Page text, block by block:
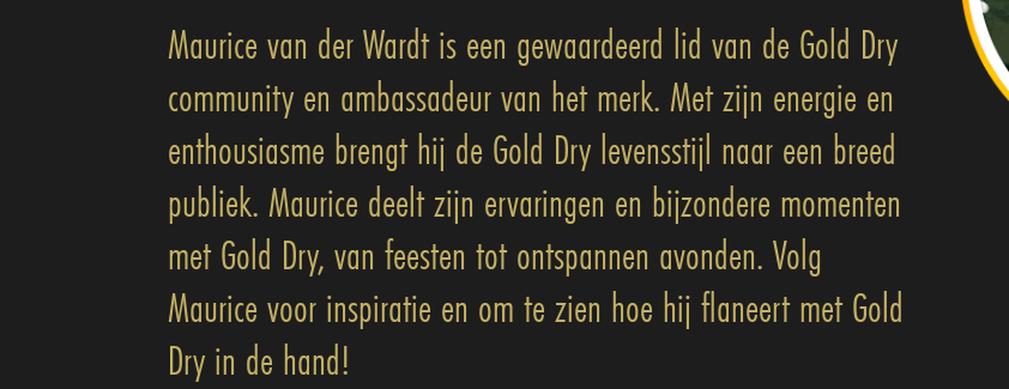
Maurice van der Wardt is een gewaardeerd lid van de Gold Dry
community en ambassadeur van het merk. Met zijn energie en
enthousiasme brengt hij de Gold Dry levensstijl naar een breed
publiek. Maurice deelt zijn ervaringen en bijzondere momenten
met Gold Dry, van feesten tot ontspannen avonden. Volg
Maurice voor inspiratie en om te zien hoe hij flaneert met Gold
Dry in de hand!